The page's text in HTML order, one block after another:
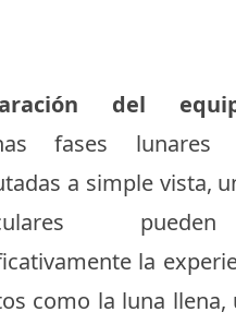
del
fases lunares
a simple vista,
la
como la luna